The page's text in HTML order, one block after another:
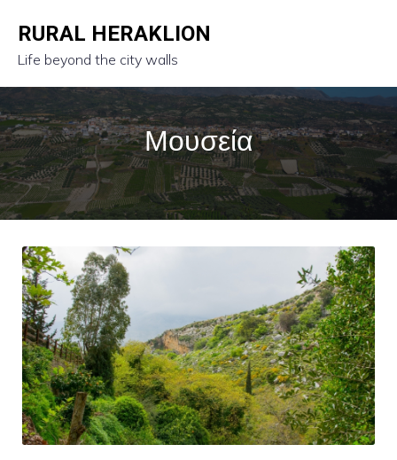
RURAL HERAKLION
Life beyond the city walls
Μουσεία